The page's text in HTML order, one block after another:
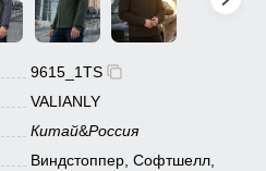
9615_1TS
VALIANLY
Китай&Россия
Виндстоппер, Софтшелл,